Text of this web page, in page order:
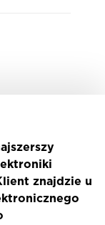
znajdzie u